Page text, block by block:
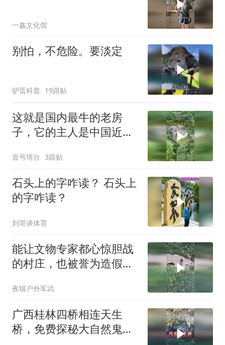
一鑫文化馆
别怕，不危险。要淡定
驴蛋科普 19跟贴
这就是国内最牛的老房
子，它的主人是中国近代
壹号塔台 3跟贴
石头上的字咋读？ 石头上
的字咋读？
刘哥谈体育
能让文物专家都心惊胆战
的村庄，也被誉为造假第
夜猫户外军武
广西桂林四桥相连天生
桥，免费探秘大自然鬼斧